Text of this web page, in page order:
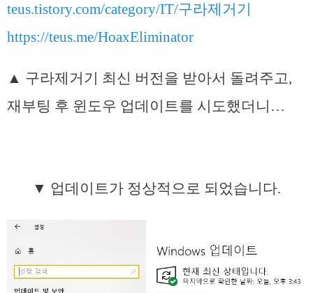
teus.tistory.com/category/IT/구라제거기
https://teus.me/HoaxEliminator
▲ 구라제거기 최신 버전을 받아서 돌려주고,
재부팅 후 윈도우 업데이트를 시도했더니…
▼ 업데이트가 정상적으로 되었습니다.